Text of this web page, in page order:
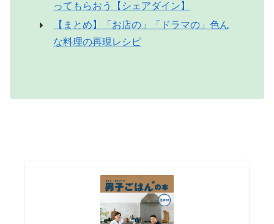
ってもらおう【シェアダイン】
【まとめ】「お店の」「ドラマの」色ん
な料理の再現レシピ